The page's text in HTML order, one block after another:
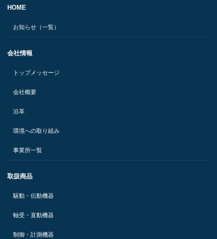
HOME
お知らせ（一覧）
会社情報
トップメッセージ
会社概要
沿革
環境への取り組み
事業所一覧
取扱商品
駆動・伝動機器
軸受・直動機器
制御・計測機器